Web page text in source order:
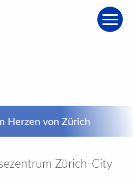
Herzen von Zürich
Zürich-City